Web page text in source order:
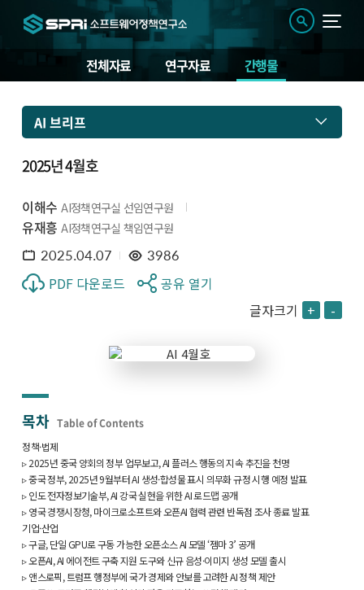
전체자료 연구자료 간행물
AI 브리프
2025년 4월호
이해수 AI정책연구실 선임연구원
유재흥 AI정책연구실 책임연구원
2025.04.07 3986
PDF 다운로드
공유 열기
글자크기 + -
목차 Table of Contents
정책·법제
▹ 2025년 중국 양회의 정부 업무보고, AI 플러스 행동의 지속 추진을 천명
▹ 중국 정부, 2025년 9월부터 AI 생성·합성물 표시 의무화 규정 시행 예정 발표
▹ 인도 전자정보기술부, AI 강국 실현을 위한 AI 로드맵 공개
▹ 영국 경쟁시장청, 마이크로소프트와 오픈AI 협력 관련 반독점 조사 종료 발표
기업·산업
▹ 구글, 단일 GPU로 구동 가능한 오픈소스 AI 모델 ‘젬마 3’ 공개
▹ 오픈AI, AI 에이전트 구축 지원 도구와 신규 음성·이미지 생성 모델 출시
▹ 앤스로픽, 트럼프 행정부에 국가 경제와 안보를 고려한 AI 정책 제안